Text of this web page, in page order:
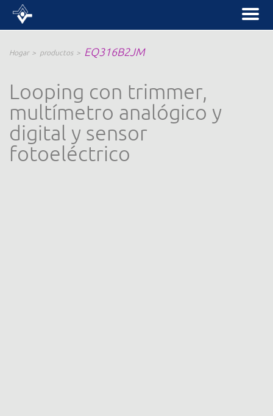
Hogar productos EQ316B2JM
Looping con trimmer,
multímetro analógico y
digital y sensor
fotoeléctrico